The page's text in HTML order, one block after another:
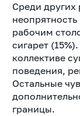
Среди
рабочим
сигарет
коллективе
поведения,
Остальные
границы.